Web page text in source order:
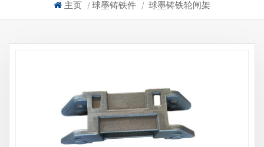
主页 | 球墨铸铁件 | 球墨铸铁轮闸架